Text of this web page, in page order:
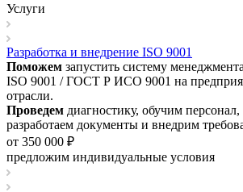
Услуги
Разработка и внедрение ISO 9001
Поможем запустить систему
ISO 9001 / ГОСТ Р ИСО 9001 на
отрасли.
Проведем диагностику, обучим
разработаем документы и внедрим
от 350 000 ₽
предложим индивидуальные условия